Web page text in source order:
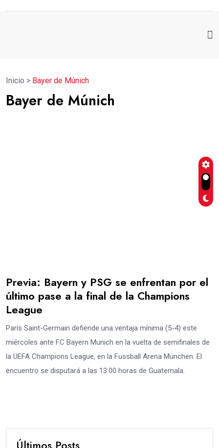
Inicio > Bayer de Múnich
Bayer de Múnich
Previa: Bayern y PSG se enfrentan por el
último pase a la final de la Champions
League
Paris Saint-Germain defiende una ventaja mínima (5-4) este
miércoles ante FC Bayern Munich en la vuelta de semifinales de
la UEFA Champions League, en la Fussball Arena München. El
encuentro se disputará a las 13:00 horas de Guatemala.